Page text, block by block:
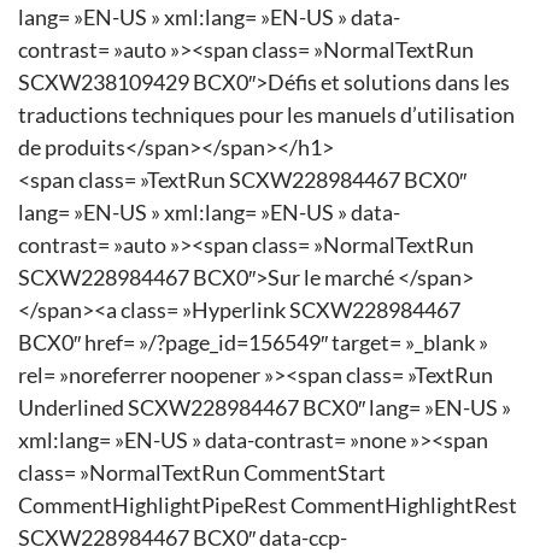
lang= »EN-US » xml:lang= »EN-US » data-
contrast= »auto »><span class= »NormalTextRun
SCXW238109429 BCX0″>Défis et solutions dans les
traductions techniques pour les manuels d’utilisation
de produits</span></span></h1>
<span class= »TextRun SCXW228984467 BCX0″
lang= »EN-US » xml:lang= »EN-US » data-
contrast= »auto »><span class= »NormalTextRun
SCXW228984467 BCX0″>Sur le marché </span>
</span><a class= »Hyperlink SCXW228984467
BCX0″ href= »/?page_id=156549″ target= »_blank »
rel= »noreferrer noopener »><span class= »TextRun
Underlined SCXW228984467 BCX0″ lang= »EN-US »
xml:lang= »EN-US » data-contrast= »none »><span
class= »NormalTextRun CommentStart
CommentHighlightPipeRest CommentHighlightRest
SCXW228984467 BCX0″ data-ccp-